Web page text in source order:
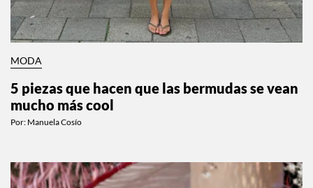
MODA
5 piezas que hacen que las bermudas se vean
mucho más cool
Por: Manuela Cosío